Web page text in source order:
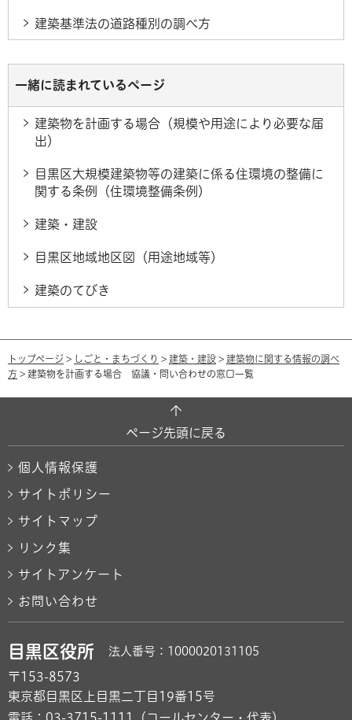
建築基準法の道路種別の調べ方
一緒に読まれているページ
建築物を計画する場合（規模や用途により必要な届
出）
目黒区大規模建築物等の建築に係る住環境の整備に
関する条例（住環境整備条例）
建築・建設
目黒区地域地区図（用途地域等）
建築のてびき
トップページ > しごと・まちづくり > 建築・建設 > 建築物に関する情報の調べ
方 > 建築物を計画する場合 協議・問い合わせの窓口一覧
ページ先頭に戻る
個人情報保護
サイトポリシー
サイトマップ
リンク集
サイトアンケート
お問い合わせ
目黒区役所 法人番号：1000020131105
〒153-8573
東京都目黒区上目黒二丁目19番15号